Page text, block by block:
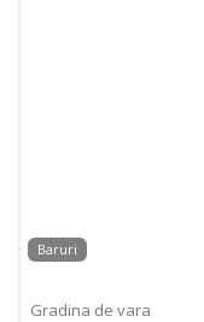
Baruri
Gradina de vara